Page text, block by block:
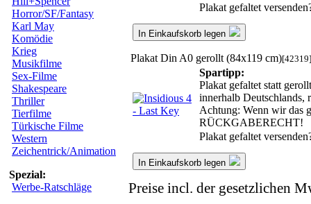
Horror/SF/Fantasy
Karl May
Komödie
Krieg
Musikfilme
Sex-Filme
Shakespeare
Thriller
Tierfilme
Türkische Filme
Western
Zeichentrick/Animation
Spezial:
Werbe-Ratschläge
Plakat gefaltet
In Einkaufskorb legen
Plakat Din A0 gerollt (84x119 cm)[42319]
Spartipp:
Plakat gefaltet statt
innerhalb Deutschlands,
Achtung: Wenn wir das
RÜCKGABERECHT!
Plakat gefaltet
In Einkaufskorb legen
Preise incl. der gesetzlichen